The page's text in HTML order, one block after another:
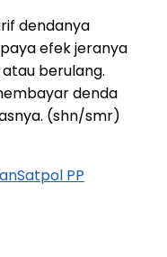
dendanya
efek jeranya
berulang.
denda
(shn/smr)
Satpol PP